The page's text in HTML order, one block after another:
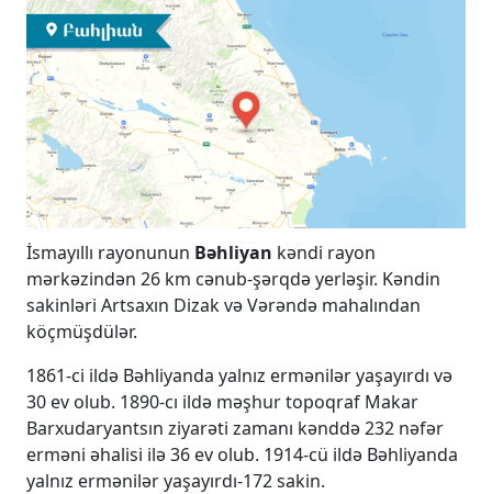
İsmayıllı rayonunun Bəhliyan kəndi rayon
mərkəzindən 26 km cənub-şərqdə yerləşir. Kəndin
sakinləri Artsaxın Dizak və Vərəndə mahalından
köçmüşdülər.
1861-ci ildə Bəhliyanda yalnız ermənilər yaşayırdı və
30 ev olub. 1890-cı ildə məşhur topoqraf Makar
Barxudaryantsın ziyarəti zamanı kənddə 232 nəfər
erməni əhalisi ilə 36 ev olub. 1914-cü ildə Bəhliyanda
yalnız ermənilər yaşayırdı-172 sakin.